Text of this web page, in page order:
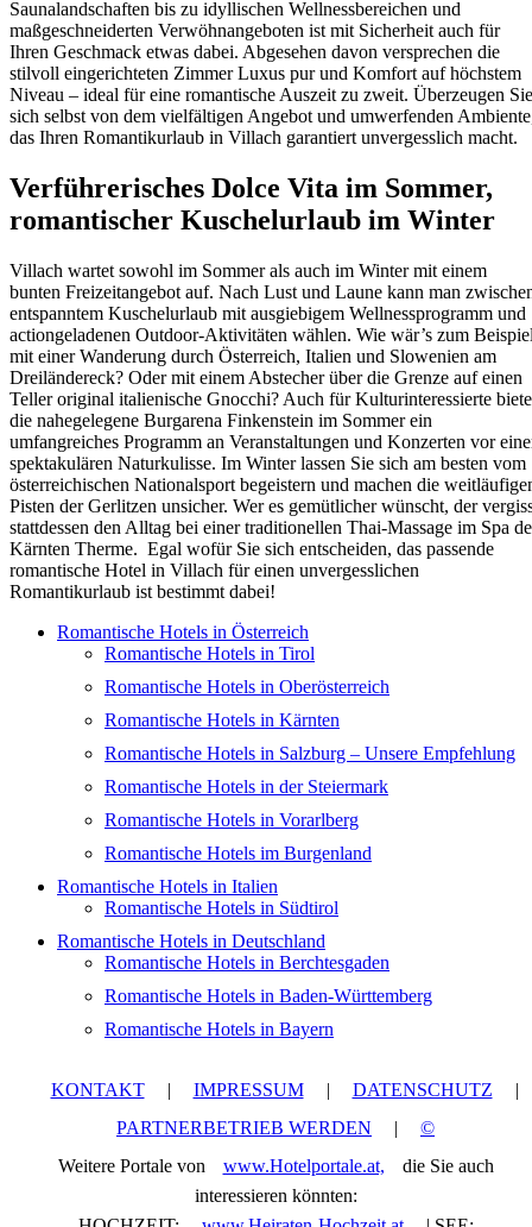
Saunalandschaften bis zu idyllischen Wellnessbereichen und
maßgeschneiderten Verwöhnangeboten ist mit Sicherheit auch für
Ihren Geschmack etwas dabei. Abgesehen davon versprechen die
stilvoll eingerichteten Zimmer Luxus pur und Komfort auf höchstem
Niveau – ideal für eine romantische Auszeit zu zweit. Überzeugen Sie
sich selbst von dem vielfältigen Angebot und umwerfenden
das Ihren Romantikurlaub in Villach garantiert unvergesslich macht.
Verführerisches Dolce Vita im Sommer,
romantischer Kuschelurlaub im Winter
Villach wartet sowohl im Sommer als auch im Winter mit einem
bunten Freizeitangebot auf. Nach Lust und Laune kann man
entspanntem Kuschelurlaub mit ausgiebigem Wellnessprogramm und
actiongeladenen Outdoor-Aktivitäten wählen. Wie wär’s zum
mit einer Wanderung durch Österreich, Italien und Slowenien am
Dreiländereck? Oder mit einem Abstecher über die Grenze auf einen
Teller original italienische Gnocchi? Auch für Kulturinteressierte
die nahegelegene Burgarena Finkenstein im Sommer ein
umfangreiches Programm an Veranstaltungen und Konzerten vor
spektakulären Naturkulisse. Im Winter lassen Sie sich am besten vom
österreichischen Nationalsport begeistern und machen die
Pisten der Gerlitzen unsicher. Wer es gemütlicher wünscht, der
stattdessen den Alltag bei einer traditionellen Thai-Massage im Spa
Kärnten Therme. Egal wofür Sie sich entscheiden, das passende
romantische Hotel in Villach für einen unvergesslichen
Romantikurlaub ist bestimmt dabei!
Romantische Hotels in Österreich
Romantische Hotels in Tirol
Romantische Hotels in Oberösterreich
Romantische Hotels in Kärnten
Romantische Hotels in Salzburg – Unsere Empfehlung
Romantische Hotels in der Steiermark
Romantische Hotels in Vorarlberg
Romantische Hotels im Burgenland
Romantische Hotels in Italien
Romantische Hotels in Südtirol
Romantische Hotels in Deutschland
Romantische Hotels in Berchtesgaden
Romantische Hotels in Baden-Württemberg
Romantische Hotels in Bayern
KONTAKT | IMPRESSUM | DATENSCHUTZ
|
PARTNERBETRIEB WERDEN
|
©
Weitere Portale von
www.Hotelportale.at,
die Sie auch
interessieren könnten: